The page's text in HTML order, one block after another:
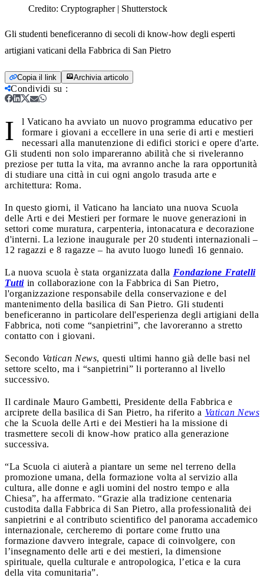
Credito: Cryptographer | Shutterstock
Gli studenti beneficeranno di secoli di know-how degli esperti
artigiani vaticani della Fabbrica di San Pietro
Copia il link Archivia articolo
Condividi su :
I
l Vaticano ha avviato un nuovo programma educativo per
formare i giovani a eccellere in una serie di arti e mestieri
necessari alla manutenzione di edifici storici e opere d'arte.
Gli studenti non solo impareranno abilità che si riveleranno
preziose per tutta la vita, ma avranno anche la rara opportunità
di studiare una città in cui ogni angolo trasuda arte e
architettura: Roma.
In questo giorni, il Vaticano ha lanciato una nuova Scuola
delle Arti e dei Mestieri per formare le nuove generazioni in
settori come muratura, carpenteria, intonacatura e decorazione
d'interni. La lezione inaugurale per 20 studenti internazionali –
12 ragazzi e 8 ragazze – ha avuto luogo lunedì 16 gennaio.
La nuova scuola è stata organizzata dalla Fondazione Fratelli
Tuttiin collaborazione con la Fabbrica di San Pietro,
l'organizzazione responsabile della conservazione e del
mantenimento della basilica di San Pietro. Gli studenti
beneficeranno in particolare dell'esperienza degli artigiani della
Fabbrica, noti come “sanpietrini”, che lavoreranno a stretto
contatto con i giovani.
Secondo Vatican News, questi ultimi hanno già delle basi nel
settore scelto, ma i “sanpietrini” li porteranno al livello
successivo.
Il cardinale Mauro Gambetti, Presidente della Fabbrica e
arciprete della basilica di San Pietro, ha riferito a Vatican News
che la Scuola delle Arti e dei Mestieri ha la missione di
trasmettere secoli di know-how pratico alla generazione
successiva.
“La Scuola ci aiuterà a piantare un seme nel terreno della
promozione umana, della formazione volta al servizio alla
cultura, alle donne e agli uomini del nostro tempo e alla
Chiesa”, ha affermato. “Grazie alla tradizione centenaria
custodita dalla Fabbrica di San Pietro, alla professionalità dei
sanpietrini e al contributo scientifico del panorama accademico
internazionale, cercheremo di portare come frutto una
formazione davvero integrale, capace di coinvolgere, con
l’insegnamento delle arti e dei mestieri, la dimensione
spirituale, quella culturale e antropologica, l’etica e la cura
della vita comunitaria”.